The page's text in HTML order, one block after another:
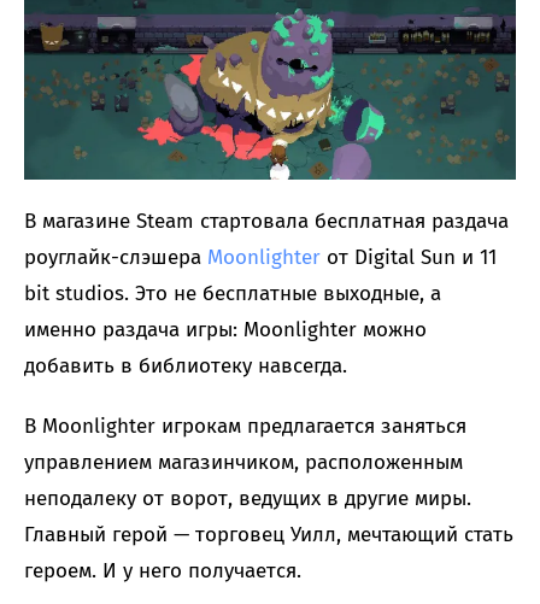
В магазине Steam стартовала бесплатная раздача
роуглайк-слэшера Moonlighter от Digital Sun и 11
bit studios. Это не бесплатные выходные, а
именно раздача игры: Moonlighter можно
добавить в библиотеку навсегда.
В Moonlighter игрокам предлагается заняться
управлением магазинчиком, расположенным
неподалеку от ворот, ведущих в другие миры.
Главный герой — торговец Уилл, мечтающий стать
героем. И у него получается.